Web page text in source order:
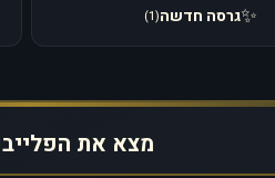
✨גרסה חדשה(
1
)
מצא את